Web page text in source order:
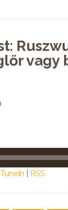
vagy
TuneIn RSS